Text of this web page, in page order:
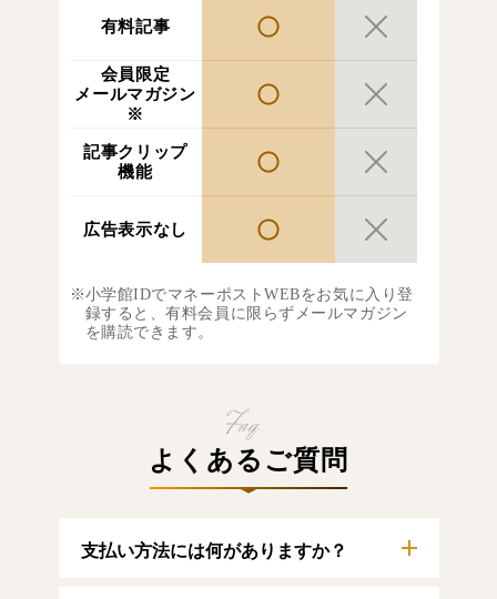
有料記事
会員限定
メールマガジン
※
記事クリップ
機能
広告表示なし
小学館IDでマネーポストWEBをお気に入り登
録すると、有料会員に限らずメールマガジン
を購読できます。
よくあるご質問
支払い方法には何がありますか？